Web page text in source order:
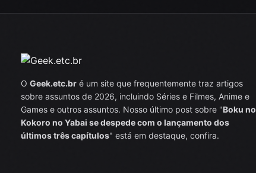
O Geek.etc.bré um site que frequentemente traz artigos
sobre assuntos de 2026, incluindo Séries e Filmes, Anime e
Games e outros assuntos. Nosso último post sobre "Boku no
Kokoro no Yabai se despede com o lançamento dos
últimos três capítulos" está em destaque, confira.